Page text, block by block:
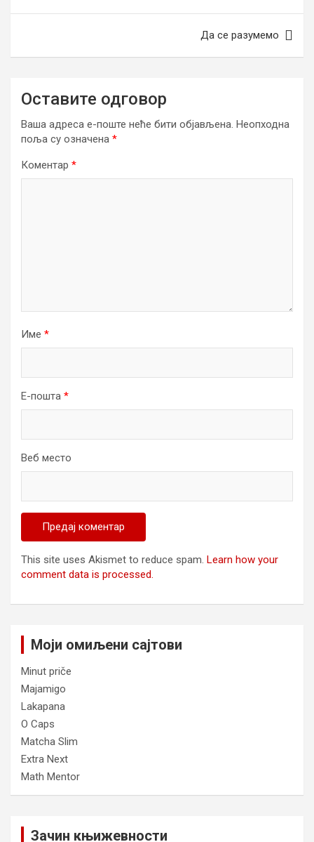
Да се разумемо
Оставите одговор
Ваша адреса е-поште неће бити објављена. Неопходна
поља су означена *
Коментар *
Име *
Е-пошта *
Веб место
This site uses Akismet to reduce spam. Learn how your
comment data is processed.
Моји омиљени сајтови
Minut priče
Majamigo
Lakapana
O Caps
Matcha Slim
Extra Next
Math Mentor
Зачин књижевности